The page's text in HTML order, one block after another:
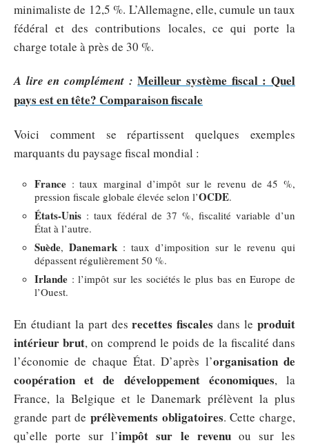
minimaliste de 12,5 %. L’Allemagne, elle, cumule un taux
fédéral et des contributions locales, ce qui porte la
charge totale à près de 30 %.
A lire en complément : Meilleur système fiscal : Quel
pays est en tête? Comparaison fiscale
Voici comment se répartissent quelques exemples
marquants du paysage fiscal mondial :
France : taux marginal d’impôt sur le revenu de 45 %,
pression fiscale globale élevée selon l’OCDE.
États-Unis : taux fédéral de 37 %, fiscalité variable d’un
État à l’autre.
Suède, Danemark : taux d’imposition sur le revenu qui
dépassent régulièrement 50 %.
Irlande : l’impôt sur les sociétés le plus bas en Europe de
l’Ouest.
En étudiant la part desrecettes fiscales dans leproduit
intérieur brut, on comprend le poids de la fiscalité dans
l’économie de chaque État. D’après l’organisation de
coopération et de développement économiques, la
France, la Belgique et le Danemark prélèvent la plus
grande part de prélèvements obligatoires. Cette charge,
qu’elle porte sur l’impôt sur le revenuou sur les